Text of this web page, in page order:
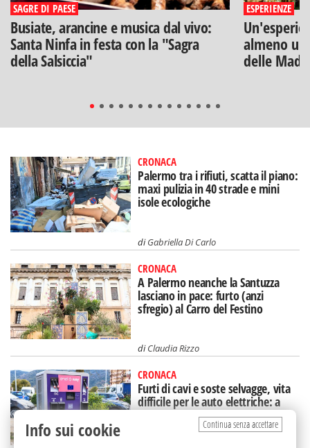
SAGRE DI PAESE
Busiate, arancine e musica dal vivo:
Santa Ninfa in festa con la "Sagra
della Salsiccia"
ESPERIENZE
almeno
delle
CRONACA
Palermo tra i rifiuti, scatta il piano:
maxi pulizia in 40 strade e mini
isole ecologiche
diGabriella Di Carlo
CRONACA
A Palermo neanche la Santuzza
lasciano in pace: furto (anzi
sfregio) al Carro del Festino
diClaudia Rizzo
CRONACA
Furti di cavi e soste selvagge, vita
difficile per le auto elettriche: a
Palermo si corre ai ripari
Continua senza accettare
Info sui cookie